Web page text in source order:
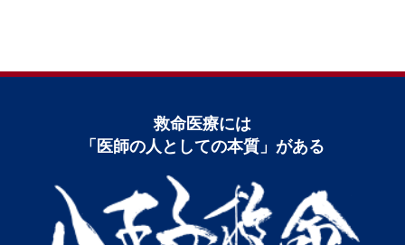
救命医療には
「医師の⼈としての本質」がある